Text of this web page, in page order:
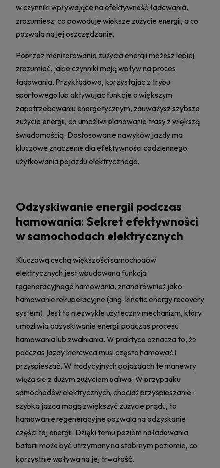
w czynniki wpływające na efektywność ładowania,
zrozumiesz, co powoduje większe zużycie energii, a co
pozwala na jej oszczędzanie.
Poprzez monitorowanie zużycia energii możesz lepiej
zrozumieć, jakie czynniki mają wpływ na proces
ładowania. Przykładowo, korzystając z trybu
sportowego lub aktywując funkcje o większym
zapotrzebowaniu energetycznym, zauważysz szybsze
zużycie energii, co umożliwi planowanie trasy z większą
świadomością. Dostosowanie nawyków jazdy ma
kluczowe znaczenie dla efektywności codziennego
użytkowania pojazdu elektrycznego.
Odzyskiwanie energii podczas
hamowania: Sekret efektywności
w samochodach elektrycznych
Kluczową cechą większości samochodów
elektrycznych jest wbudowana funkcja
regeneracyjnego hamowania, znana również jako
hamowanie rekuperacyjne (ang. kinetic energy recovery
system). Jest to niezwykle użyteczny mechanizm, który
umożliwia odzyskiwanie energii podczas procesu
hamowania lub zwalniania. W praktyce oznacza to, że
podczas jazdy kierowca musi często hamować i
przyspieszać. W tradycyjnych pojazdach te manewry
wiążą się z dużym zużyciem paliwa. W przypadku
samochodów elektrycznych, chociaż przyspieszanie i
szybka jazda mogą zwiększyć zużycie prądu, to
hamowanie regeneracyjne pozwala na odzyskanie
części tej energii. Dzięki temu poziom naładowania
baterii może być utrzymany na stabilnym poziomie, co
korzystnie wpływa na jej trwałość.